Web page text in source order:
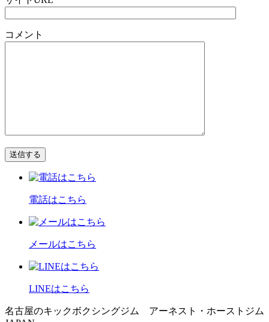
コメント
電話はこちら
メールはこちら
LINEはこちら
名古屋のキックボクシングジム アーネスト・ホーストジム